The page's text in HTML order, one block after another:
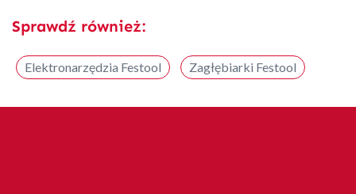
Sprawdź również:
Elektronarzędzia Festool Zagłębiarki Festool